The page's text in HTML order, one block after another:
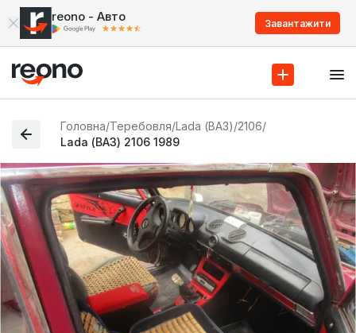
reono - Авто Завантажити
Головна/Теребовля/Lada (ВАЗ)/2106/
Lada (ВАЗ) 2106 1989